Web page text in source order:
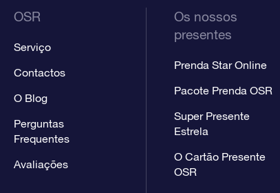
OSR
Serviço
Contactos
O Blog
Perguntas
Frequentes
Avaliações
Os nossos
presentes
Prenda Star Online
Pacote Prenda OSR
Super Presente
Estrela
O Cartão Presente
OSR